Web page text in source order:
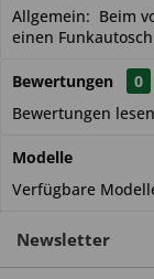
Allgemein: Beim
einen
Bewertungen
0
Bewertungen
Modelle
Verfügbare
Newsletter